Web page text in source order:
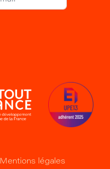
Mentions légales